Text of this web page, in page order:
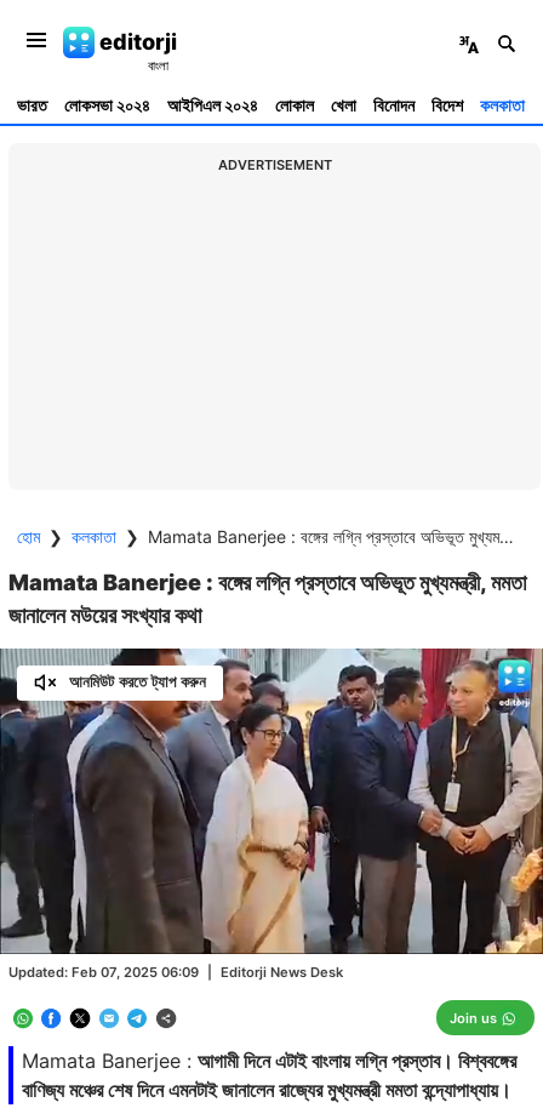
editorji
ভারত লোকসভা ২০২৪ আইপিএল ২০২৪ লোকাল খেলা বিনোদন বিদেশ কলকাতা
ADVERTISEMENT
হোম ❯ কলকাতা ❯ Mamata Banerjee : বঙ্গের লগ্নি প্রস্তাবে অভিভূত মুখ্যমন্ত্রী, মমতা জানালেন মউয়ের সংখ্যার কথা
Mamata Banerjee : বঙ্গের লগ্নি প্রস্তাবে অভিভূত মুখ্যমন্ত্রী, মমতা
জানালেন মউয়ের সংখ্যার কথা
Mamata Banerjee : আগামী দিনে এটাই বাংলায় লগ্নি প্রস্তাব। বিশ্ববঙ্গের
বাণিজ্য মঞ্চের শেষ দিনে এমনটাই জানালেন রাজ্যের মুখ্যমন্ত্রী মমতা বন্দ্যোপাধ্যায়।
Updated: Feb 07, 2025 06:09 Editorji News Desk
Join us
আনমিউট করতে ট্যাপ করুন
Unmute
30.91%